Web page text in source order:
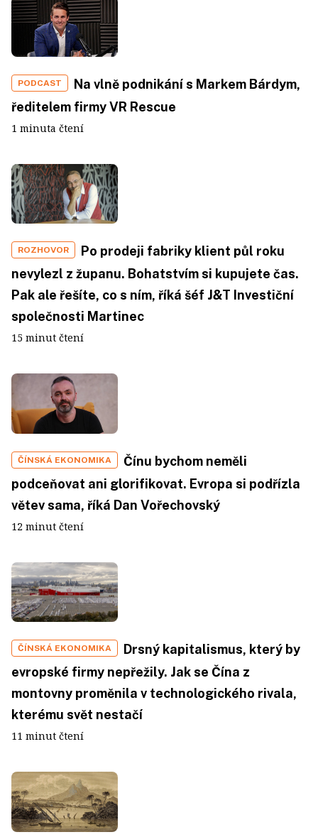
PODCAST
Na vlně podnikání s Markem Bárdym,
ředitelem firmy VR Rescue
1 minuta čtení
ROZHOVOR
Po prodeji fabriky klient půl roku
nevylezl z županu. Bohatstvím si kupujete čas.
Pak ale řešíte, co s ním, říká šéf J&T Investiční
společnosti Martinec
15 minut čtení
ČÍNSKÁ EKONOMIKA
Čínu bychom neměli
podceňovat ani glorifikovat. Evropa si podřízla
větev sama, říká Dan Vořechovský
12 minut čtení
ČÍNSKÁ EKONOMIKA
Drsný kapitalismus, který by
evropské firmy nepřežily. Jak se Čína z
montovny proměnila v technologického rivala,
kterému svět nestačí
11 minut čtení